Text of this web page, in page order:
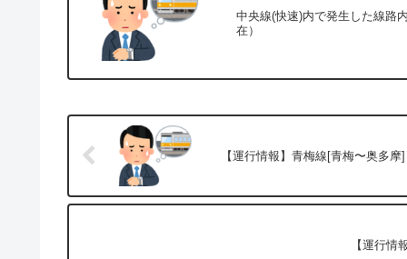
中央線(快速)内で発生した線路
在）
【運行情報】青梅線[青梅〜奥多摩
【運行情